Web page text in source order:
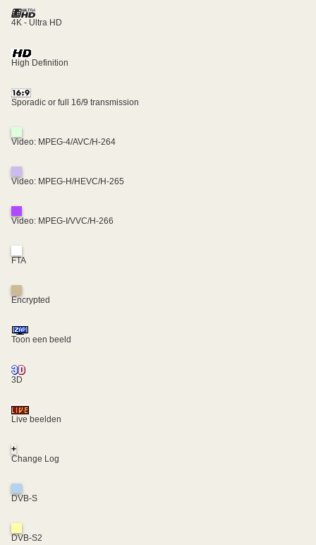
4K - Ultra HD
High Definition
Sporadic or full 16/9 transmission
Video: MPEG-4/AVC/H-264
Video: MPEG-H/HEVC/H-265
Video: MPEG-I/VVC/H-266
FTA
Encrypted
Toon een beeld
3D
Live beelden
+
Change Log
DVB-S
DVB-S2